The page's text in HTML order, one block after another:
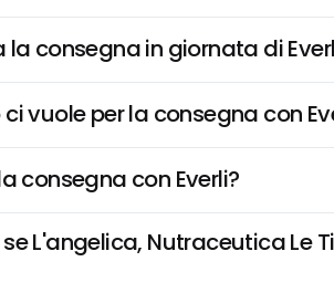
la consegna in giornata di
vuole per la consegna con
consegna con Everli?
L'angelica, Nutraceutica Le